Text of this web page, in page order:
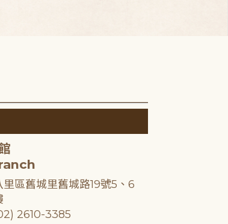
里區舊城里舊城路19號5、6
2610-3385